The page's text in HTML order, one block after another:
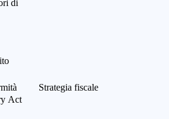
di
Act
Strategia fiscale